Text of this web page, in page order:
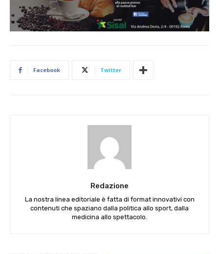
Facebook Twitter
Redazione
La nostra linea editoriale è fatta di format innovativi con
contenuti che spaziano dalla politica allo sport, dalla
medicina allo spettacolo.